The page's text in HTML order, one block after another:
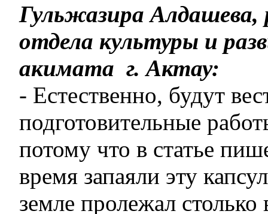
Гульжазира Алдашева,
отдела культуры и
акимата г. Актау:
- Естественно, будут
подготовительные
потому что в статье
время запаяли эту
земле пролежал